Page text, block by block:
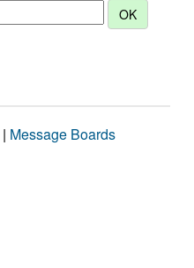
| Message Boards